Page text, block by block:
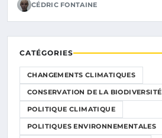
CÉDRIC FONTAINE
CATÉGORIES
CHANGEMENTS CLIMATIQUES
CONSERVATION DE LA BIODIVERSITÉ
POLITIQUE CLIMATIQUE
POLITIQUES ENVIRONNEMENTALES